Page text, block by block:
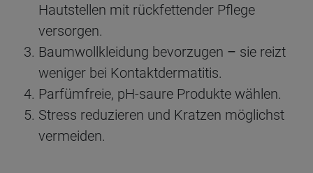
Hautstellen mit rückfettender Pflege
versorgen.
Baumwollkleidung bevorzugen – sie reizt
weniger bei Kontaktdermatitis.
Parfümfreie, pH-saure Produkte wählen.
Stress reduzieren und Kratzen möglichst
vermeiden.